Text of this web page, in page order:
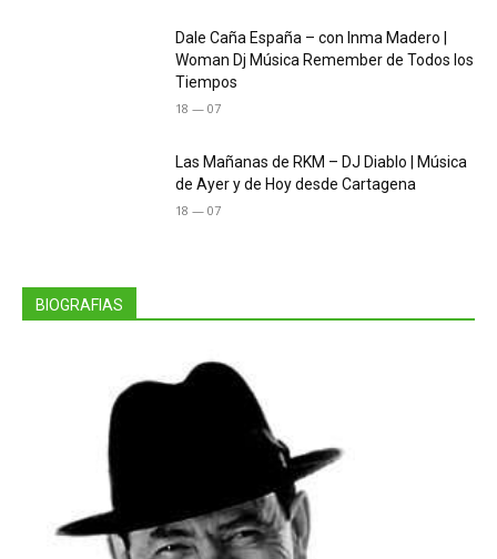
Dale Caña España – con Inma Madero |
Woman Dj Música Remember de Todos los
Tiempos
18 — 07
Las Mañanas de RKM – DJ Diablo | Música
de Ayer y de Hoy desde Cartagena
18 — 07
BIOGRAFIAS